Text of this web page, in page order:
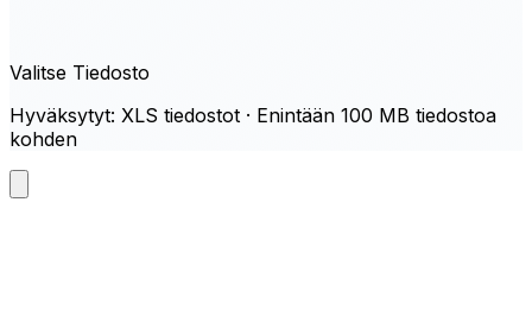
Valitse Tiedosto
Hyväksytyt: XLS tiedostot · Enintään 100 MB tiedostoa
kohden